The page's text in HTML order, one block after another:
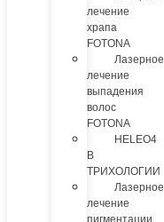
лечение
храпа
FOTONA
Лазерное
лечение
выпадения
волос
FOTONA
HELEO4
В
ТРИХОЛОГИИ
Лазерное
лечение
пигментации